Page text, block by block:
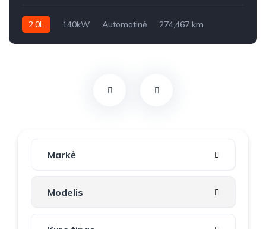
2.0L 140kW Automatinė
274,467 km